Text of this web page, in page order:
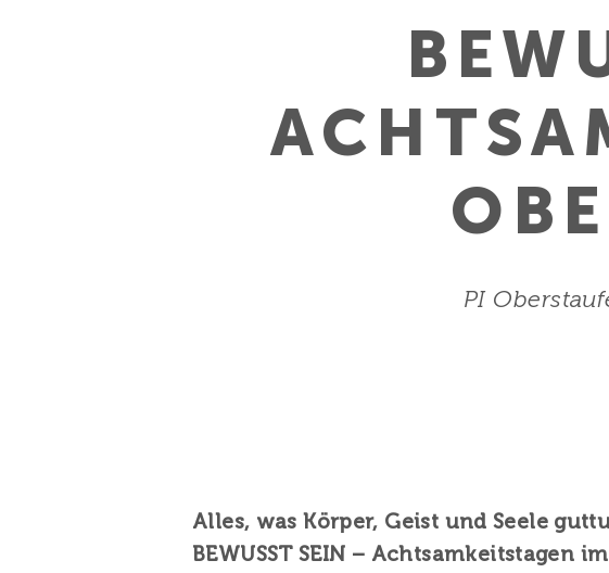
PI
Alles, was Körper, Geist und Seele
BEWUSST SEIN –